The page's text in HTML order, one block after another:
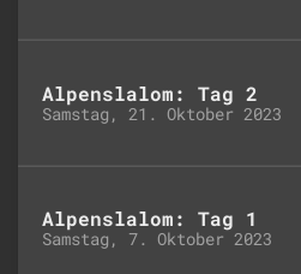
Alpenslalom: Tag 2
Samstag, 21. Oktober 2023
Alpenslalom: Tag 1
Samstag, 7. Oktober 2023